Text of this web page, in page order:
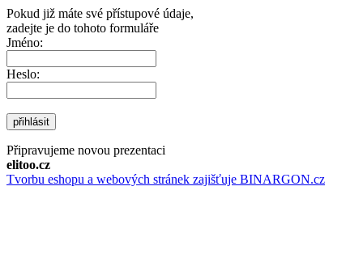
Pokud již máte své přístupové údaje,
zadejte je do tohoto formuláře
Jméno:
Heslo:
přihlásit
Připravujeme novou prezentaci
elitoo.cz
Tvorbu eshopu a webových stránek zajišťuje BINARGON.cz